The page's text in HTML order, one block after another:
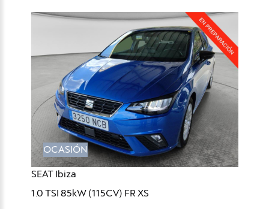
OCASIÓN
SEAT Ibiza
1.0 TSI 85kW (115CV) FR XS